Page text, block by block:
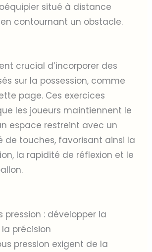
situé à distance
contournant un obstacle.
crucial d’incorporer des
sur la possession, comme
page. Ces exercices
les joueurs maintiennent le
espace restreint avec un
de touches, favorisant ainsi la
la rapidité de réflexion et le
pression : développer la
précision
pression exigent de la